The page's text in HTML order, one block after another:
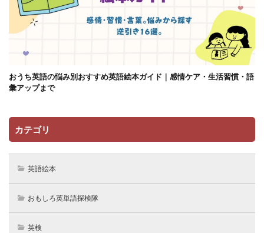
おうち英語の悩み別おすすめ英語絵本ガイド｜感情ケア・生活習慣・語
彙アップまで
カテゴリ
英語絵本
おもしろ英単語探検隊
英検